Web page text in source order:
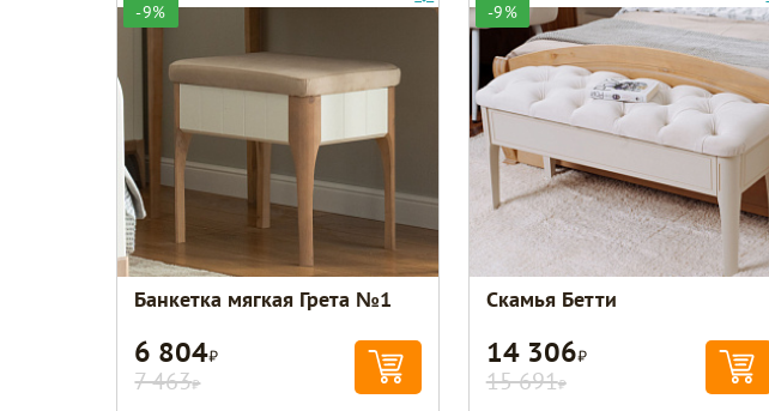
-9%
Банкетка мягкая Грета №1
6 804Р
7 463Р
-9%
Скамья Бетти
14 306Р
15 691Р